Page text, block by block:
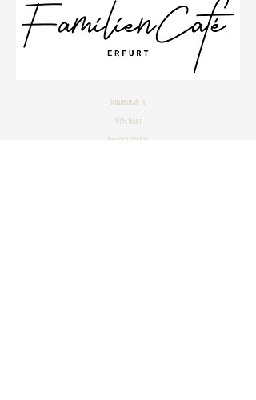
Schillerstraße 26
99096 Erfurt
Büro0361 23001533